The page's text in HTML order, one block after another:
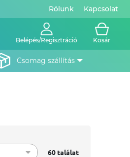
Rólunk Kapcsolat
Belépés/Regisztráció Kosár
csomag szállítás
60 találat